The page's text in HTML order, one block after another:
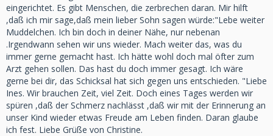
eingerichtet. Es gibt Menschen, die zerbrechen daran. Mir hilft
,daß ich mir sage,daß mein lieber Sohn sagen würde:"Lebe weiter
Muddelchen. Ich bin doch in deiner Nähe, nur nebenan
.Irgendwann sehen wir uns wieder. Mach weiter das, was du
immer gerne gemacht hast. Ich hätte wohl doch mal öfter zum
Arzt gehen sollen. Das hast du doch immer gesagt. Ich wäre
gerne bei dir, das Schicksal hat sich gegen uns entschieden. "Liebe
Ines. Wir brauchen Zeit, viel Zeit. Doch eines Tages werden wir
spüren ,daß der Schmerz nachlässt ,daß wir mit der Erinnerung an
unser Kind wieder etwas Freude am Leben finden. Daran glaube
ich fest. Liebe Grüße von Christine.